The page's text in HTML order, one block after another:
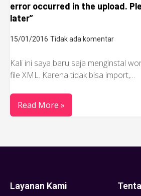
error occurred in the upload.
later”
15/01/2016 Tidak ada komentar
Kali ini saya baru saja menginstal
file XML. Karena tidak bisa import,…
Read More »
Layanan Kami